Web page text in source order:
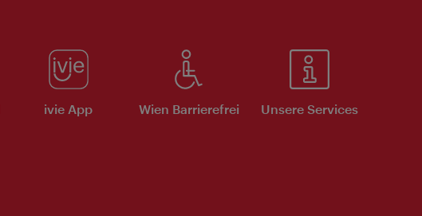
ivie App Wien Barrierefrei Unsere Services